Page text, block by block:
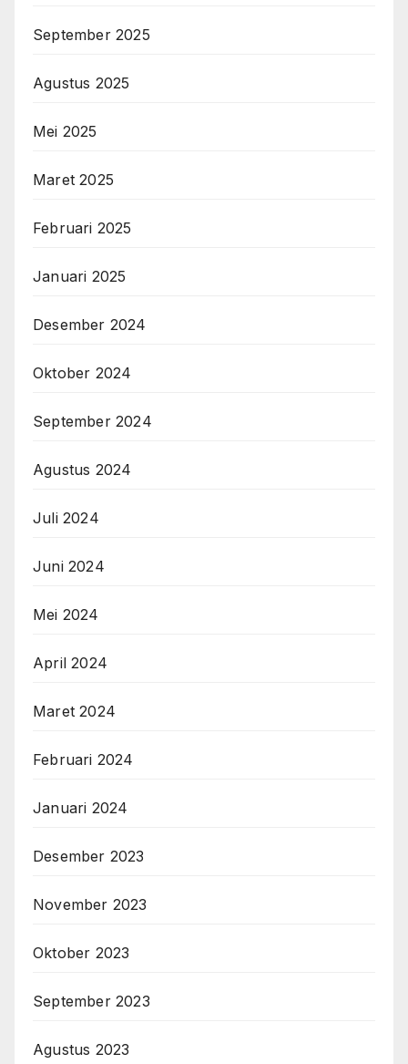
September 2025
Agustus 2025
Mei 2025
Maret 2025
Februari 2025
Januari 2025
Desember 2024
Oktober 2024
September 2024
Agustus 2024
Juli 2024
Juni 2024
Mei 2024
April 2024
Maret 2024
Februari 2024
Januari 2024
Desember 2023
November 2023
Oktober 2023
September 2023
Agustus 2023